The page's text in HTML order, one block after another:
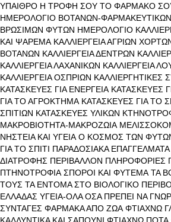
ΥΠΑΙΘΡΟ Η ΤΡΟΦΗ ΣΟΥ ΤΟ ΦΑΡΜΑΚΟ
ΗΜΕΡΟΛΟΓΙΟ ΒΟΤΑΝΩΝ-
ΒΡΩΣΙΜΩΝ ΦΥΤΩΝ ΗΜΕΡΟΛΟΓΙΟ
ΚΑΙ ΨΑΡΕΜΑ ΚΑΛΛΙΕΡΓΕΙΑ ΑΓΡΙΩΝ
ΒΟΤΑΝΩΝ ΚΑΛΛΙΕΡΓΕΙΑ ΔΕΝΤΡΩΝ
ΚΑΛΛΙΕΡΓΕΙΑ ΛΑΧΑΝΙΚΩΝ ΚΑΛΛΙΕΡΓΕΙΑ
ΚΑΛΛΙΕΡΓΕΙΑ ΟΣΠΡΙΩΝ ΚΑΛΛΙΕΡΓΗΤΙΚΕΣ
ΚΑΤΑΣΚΕΥΕΣ ΓΙΑ ΕΝΕΡΓΕΙΑ ΚΑΤΑΣΚΕΥΕΣ
ΓΙΑ ΤΟ ΑΓΡΟΚΤΗΜΑ ΚΑΤΑΣΚΕΥΕΣ ΓΙΑ ΤΟ
ΣΠΙΤΙΩΝ ΚΑΤΑΣΚΕΥΕΣ ΥΛΙΚΩΝ
ΜΑΚΡΟΒΙΟΤΗΤΑ-ΜΑΚΡΟΖΩΙΑ
ΝΗΣΤΕΙΑ ΚΑΙ ΥΓΕΙΑ Ο ΚΟΣΜΟΣ ΤΩΝ
ΓΙΑ ΤΟ ΣΠΙΤΙ ΠΑΡΑΔΟΣΙΑΚΑ ΕΠΑΓΓΕΛΜΑΤΑ
ΔΙΑΤΡΟΦΗΣ ΠΕΡΙΒΑΛΛΟΝ ΠΛΗΡΟΦΟΡΙΕΣ
ΠΤΗΝΟΤΡΟΦΙΑ ΣΠΟΡΟΙ ΚΑΙ ΦΥΤΕΜΑ ΤΑ
ΤΟΥΣ ΤΑ ΕΝΤΟΜΑ ΣΤΟ ΒΙΟΛΟΓΙΚΟ
ΕΛΛΑΔΑΣ ΥΓΕΙΑ-ΟΛΑ ΟΣΑ ΠΡΕΠΕΙ ΝΑ
ΣΥΝΤΑΓΕΣ ΦΑΡΜΑΚΑ ΑΠΟ ΖΩΑ ΦΤΙΑΧΝΩ
ΚΑΛΛΥΝΤΙΚΑ ΚΑΙ ΣΑΠΟΥΝΙ ΦΤΙΑΧΝΩ ΠΟΤΑ